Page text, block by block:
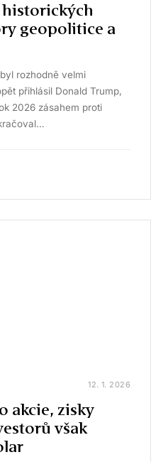
historických
geopolitice a
rozhodně velmi
přihlásil Donald Trump,
2026 zásahem proti
12. 1. 2026
akcie, zisky
však